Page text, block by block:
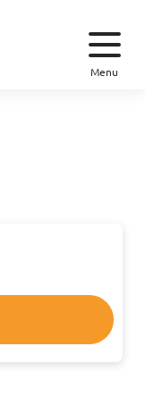
Menu